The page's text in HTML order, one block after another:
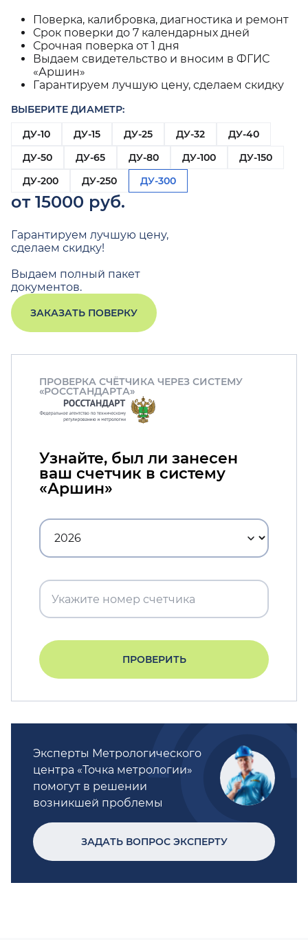
Поверка, калибровка, диагностика и ремонт
Срок поверки до 7 календарных дней
Срочная поверка от 1 дня
Выдаем свидетельство и вносим в ФГИС
«Аршин»
Гарантируем лучшую цену, сделаем скидку
ВЫБЕРИТЕ ДИАМЕТР:
ДУ-10
ДУ-15 ДУ-25 ДУ-32
ДУ-40
ДУ-50
ДУ-65 ДУ-80 ДУ-100
ДУ-150
ДУ-200
ДУ-250 ДУ-300
от 15000 руб.
Гарантируем лучшую цену,
сделаем скидку!
Выдаем полный пакет
документов.
ЗАКАЗАТЬ ПОВЕРКУ
ПРОВЕРКА СЧЁТЧИКА ЧЕРЕЗ СИСТЕМУ
«РОССТАНДАРТА»
Узнайте, был ли занесен
ваш счетчик в систему
«Аршин»
ПРОВЕРИТЬ
Эксперты Метрологического
центра «Точка метрологии»
помогут в решении
возникшей проблемы
ЗАДАТЬ ВОПРОС ЭКСПЕРТУ